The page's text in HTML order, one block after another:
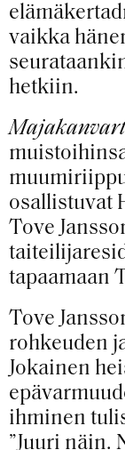
vaikka
hetkiin.
osallistuvat
Tove
tapaamaan
Tove
rohkeuden
Jokainen
ihminen
”Juuri näin.